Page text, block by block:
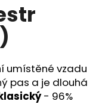
umístěné vzadu
pas a je dlouhá
- 96%